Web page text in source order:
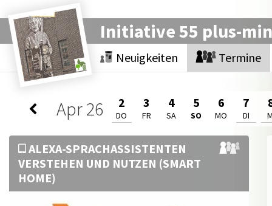
Initiative 55 plus-
Neuigkeiten Termine
Apr26 2
DO
3
FR
4
SA
5
SO
6
MO
7
DI
ALEXA-SPRACHASSISTENTEN
VERSTEHEN UND NUTZEN (SMART
HOME)